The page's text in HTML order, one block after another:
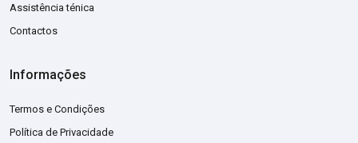
Assistência ténica
Contactos
Informações
Termos e Condições
Política de Privacidade